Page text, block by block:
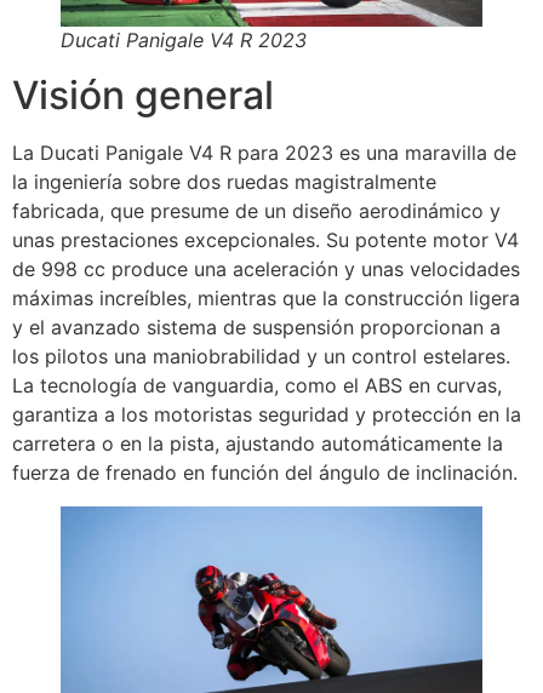
Ducati Panigale V4 R 2023
Visión general
La Ducati Panigale V4 R para 2023 es una maravilla de
la ingeniería sobre dos ruedas magistralmente
fabricada, que presume de un diseño aerodinámico y
unas prestaciones excepcionales. Su potente motor V4
de 998 cc produce una aceleración y unas velocidades
máximas increíbles, mientras que la construcción ligera
y el avanzado sistema de suspensión proporcionan a
los pilotos una maniobrabilidad y un control estelares.
La tecnología de vanguardia, como el ABS en curvas,
garantiza a los motoristas seguridad y protección en la
carretera o en la pista, ajustando automáticamente la
fuerza de frenado en función del ángulo de inclinación.